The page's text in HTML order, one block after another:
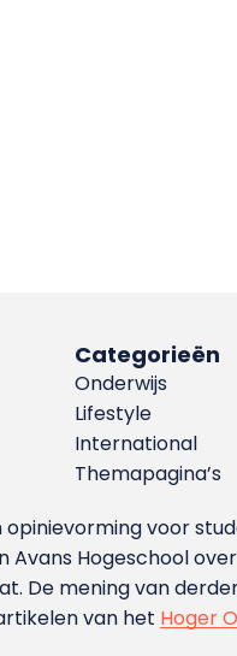
Categorieën
Onderwijs
Lifestyle
International
Themapagina’s
voor
Hogeschool
De mening van
van het Hoger